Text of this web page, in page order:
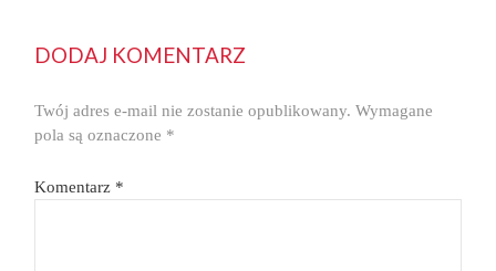
DODAJ KOMENTARZ
Twój adres e-mail nie zostanie opublikowany. Wymagane
pola są oznaczone *
Komentarz *